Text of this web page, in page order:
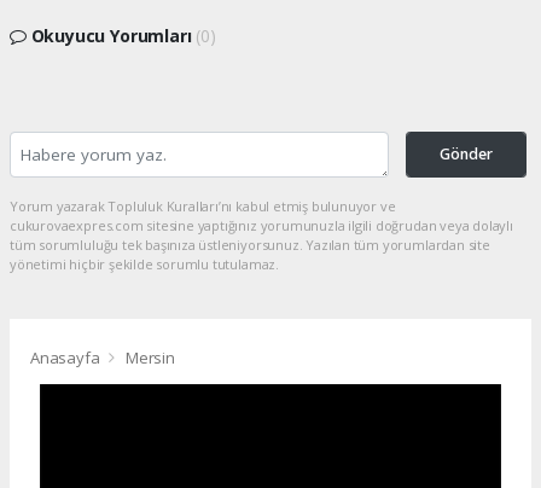
Okuyucu Yorumları (0)
Gönder
Yorum yazarak Topluluk Kuralları’nı kabul etmiş bulunuyor ve
cukurovaexpres.com sitesine yaptığınız yorumunuzla ilgili doğrudan veya dolaylı
tüm sorumluluğu tek başınıza üstleniyorsunuz. Yazılan tüm yorumlardan site
yönetimi hiçbir şekilde sorumlu tutulamaz.
Anasayfa Mersin